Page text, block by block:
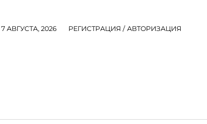
АВГУСТА, 2026 РЕГИСТРАЦИЯ / АВТОРИЗАЦИЯ